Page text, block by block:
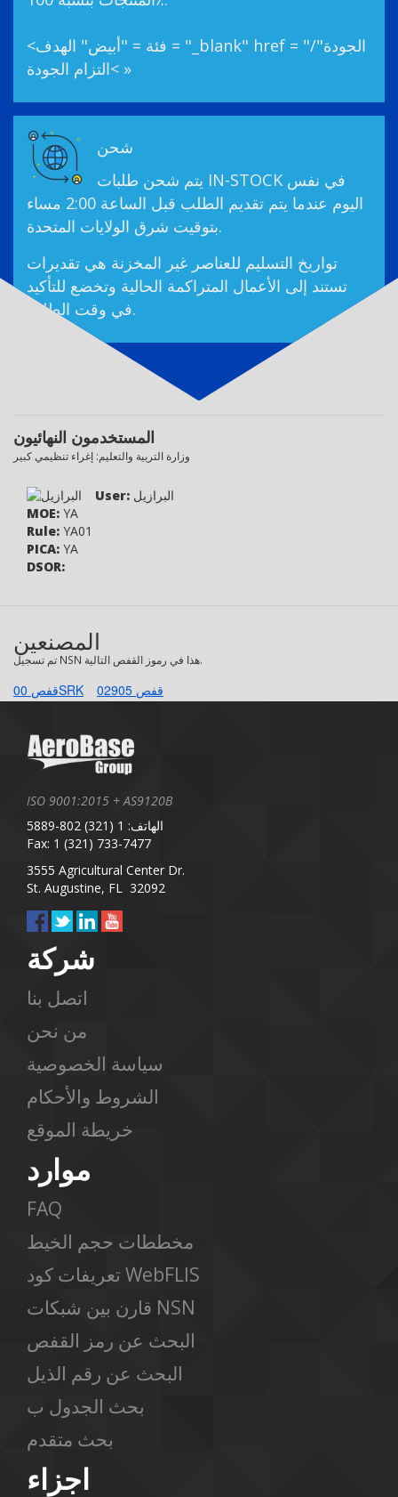
<فئة = "أبيض" الهدف = "_blank" href = "/الجودة"
>التزام الجودة »
شحن
يتم شحن طلبات IN-STOCK في نفس
اليوم عندما يتم تقديم الطلب قبل الساعة 2:00 مساء
بتوقيت شرق الولايات المتحدة.
تواريخ التسليم للعناصر غير المخزنة هي تقديرات
تستند إلى الأعمال المتراكمة الحالية وتخضع للتأكيد
في وقت الطلب.
المستخدمون النهائيون
وزارة التربية والتعليم: إغراء تنظيمي كبير
User: البرازيل
MOE: YA
Rule: YA01
PICA: YA
DSOR:
المصنعين
تم تسجيل NSN هذا في رموز القفص التالية.
قفص 00SRK قفص 02905
ISO 9001:2015 + AS9120B
الهاتف: 1 (321) 802-5889
Fax: 1 (321) 733-7477
3555 Agricultural Center Dr.
St. Augustine, FL 32092
شركة
اتصل بنا
من نحن
سياسة الخصوصية
الشروط والأحكام
خريطة الموقع
موارد
FAQ
مخططات حجم الخيط
تعريفات كود WebFLIS
قارن بين شبكات NSN
البحث عن رمز القفص
البحث عن رقم الذيل
بحث الجدول ب
بحث متقدم
اجزاء